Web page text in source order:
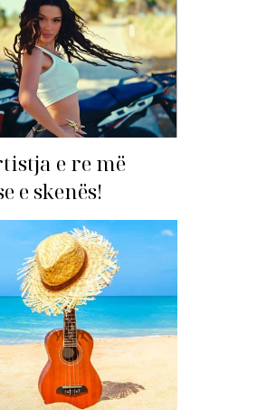
e re më
e skenës!